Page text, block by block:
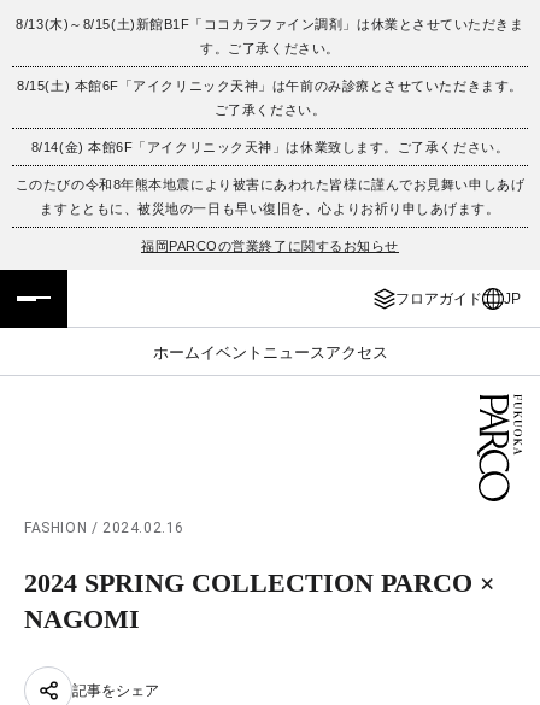
8/13(木)～8/15(土)新館B1F「ココカラファイン調剤」は休業とさせていただきま
す。ご了承ください。
8/15(土) 本館6F「アイクリニック天神」は午前のみ診療とさせていただきます。
ご了承ください。
8/14(金) 本館6F「アイクリニック天神」は休業致します。ご了承ください。
このたびの令和8年熊本地震により被害にあわれた皆様に謹んでお見舞い申しあげ
ますとともに、被災地の一日も早い復旧を、心よりお祈り申しあげます。
福岡PARCOの営業終了に関するお知らせ
フロアガイド JP
ホームイベント ニュース アクセス
フロアガイド
施設案内・アクセス
イベント・ポップアップ
レストラン・カフェ
ENGLISH
繁体字
簡体字
ภาษาไทย
FASHION / 2024.02.16
2024 SPRING COLLECTION PARCO ×
NAGOMI
記事をシェア